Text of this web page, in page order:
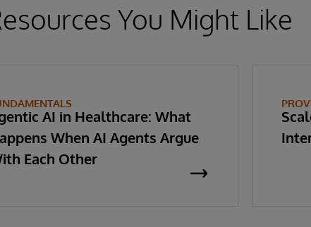
You Might Like
AI in Healthcare: What
When AI Agents Argue
Each Other